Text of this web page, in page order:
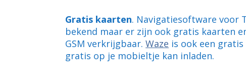
Gratis kaarten. Navigatiesoftware voor
bekend maar er zijn ook gratis kaarten
GSM verkrijgbaar.Waze is ook een
gratis op je mobieltje kan inladen.